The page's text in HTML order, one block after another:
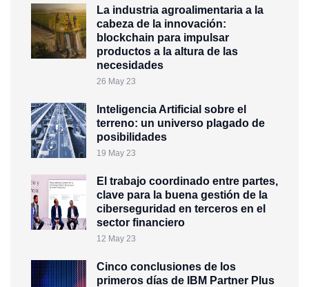
La industria agroalimentaria a la
cabeza de la innovación:
blockchain para impulsar
productos a la altura de las
necesidades
26 May 23
Inteligencia Artificial sobre el
terreno: un universo plagado de
posibilidades
19 May 23
El trabajo coordinado entre partes,
clave para la buena gestión de la
ciberseguridad en terceros en el
sector financiero
12 May 23
Cinco conclusiones de los
primeros días de IBM Partner Plus